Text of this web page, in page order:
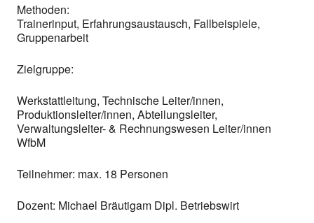
Methoden:
Trainerinput, Erfahrungsaustausch, Fallbeispiele,
Gruppenarbeit
Zielgruppe:
Werkstattleitung, Technische Leiter/innen,
Produktionsleiter/innen, Abteilungsleiter,
Verwaltungsleiter- & Rechnungswesen Leiter/innen
WfbM
Teilnehmer: max. 18 Personen
Dozent: Michael Bräutigam Dipl. Betriebswirt